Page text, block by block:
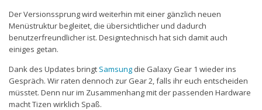
Der Versionssprung wird weiterhin mit einer gänzlich neuen
Menüstruktur begleitet, die übersichtlicher und dadurch
benutzerfreundlicher ist. Designtechnisch hat sich damit auch
einiges getan.
Dank des Updates bringt Samsung die Galaxy Gear 1 wieder ins
Gespräch. Wir raten dennoch zur Gear 2, falls ihr euch entscheiden
müsstet. Denn nur im Zusammenhang mit der passenden Hardware
macht Tizen wirklich Spaß.